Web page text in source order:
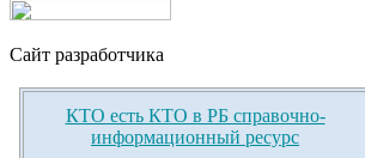
Сайт разработчика
КТО есть КТО в РБ справочно-
информационный ресурс